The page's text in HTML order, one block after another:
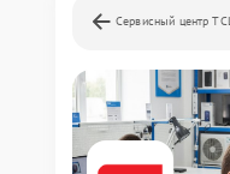
Сервисный центр